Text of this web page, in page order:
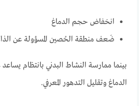
انخفاض حجم الدماغ
ضَعف منطقة الحُصين المسؤولة عن
بينما ممارسة النشاط البدني بانتظام
الدماغ وتقليل التدهور المعرفي.